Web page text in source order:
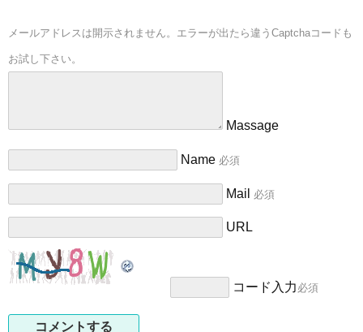
メールアドレスは開示されません。エラーが出たら違うCaptchaコードも
お試し下さい。
Massage
Name 必須
Mail 必須
URL
コード入力 必須